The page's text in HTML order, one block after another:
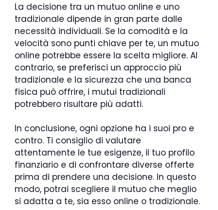
La decisione tra un mutuo online e uno
tradizionale dipende in gran parte dalle
necessità individuali. Se la comodità e la
velocità sono punti chiave per te, un mutuo
online potrebbe essere la scelta migliore. Al
contrario, se preferisci un approccio più
tradizionale e la sicurezza che una banca
fisica può offrire, i mutui tradizionali
potrebbero risultare più adatti.
In conclusione, ogni opzione ha i suoi pro e
contro. Ti consiglio di valutare
attentamente le tue esigenze, il tuo profilo
finanziario e di confrontare diverse offerte
prima di prendere una decisione. In questo
modo, potrai scegliere il mutuo che meglio
si adatta a te, sia esso online o tradizionale.